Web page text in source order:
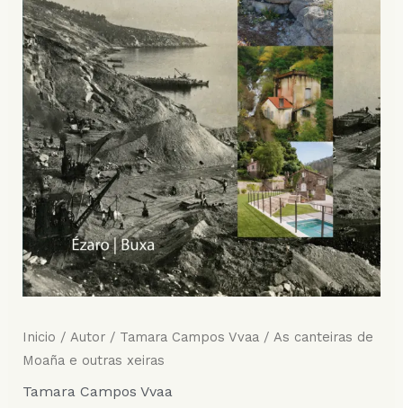
Inicio / Autor/ Tamara Campos Vvaa/ As canteiras de
Moaña e outras xeiras
Tamara Campos Vvaa